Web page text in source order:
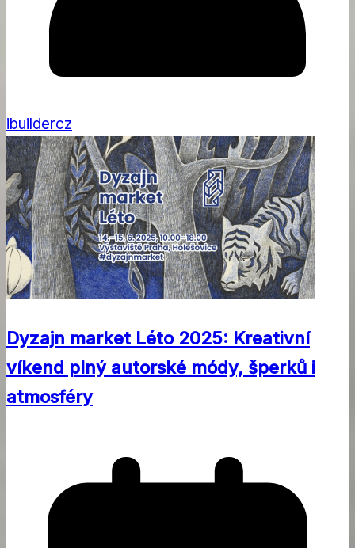
ibuildercz
Dyzajn market Léto 2025: Kreativní
víkend plný autorské módy, šperků i
atmosféry